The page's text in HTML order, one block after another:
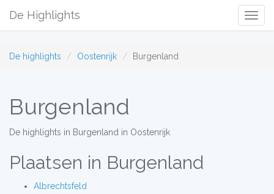
De Highlights
De highlights Oostenrijk Burgenland
Burgenland
De highlights in Burgenland in Oostenrijk
Plaatsen in Burgenland
Albrechtsfeld